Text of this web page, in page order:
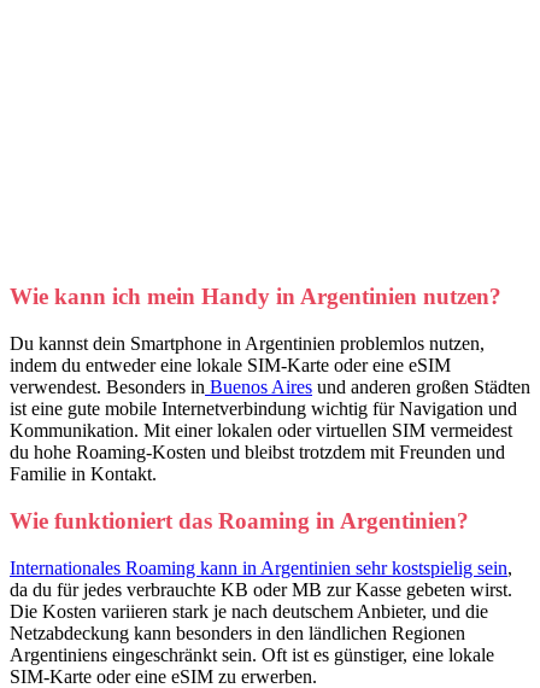
Wie kann ich mein Handy in Argentinien nutzen?
Du kannst dein Smartphone in Argentinien problemlos nutzen,
indem du entweder eine lokale SIM-Karte oder eine eSIM
verwendest. Besonders in Buenos Aires und anderen großen Städten
ist eine gute mobile Internetverbindung wichtig für Navigation und
Kommunikation. Mit einer lokalen oder virtuellen SIM vermeidest
du hohe Roaming-Kosten und bleibst trotzdem mit Freunden und
Familie in Kontakt.
Wie funktioniert das Roaming in Argentinien?
Internationales Roaming kann in Argentinien sehr kostspielig sein,
da du für jedes verbrauchte KB oder MB zur Kasse gebeten wirst.
Die Kosten variieren stark je nach deutschem Anbieter, und die
Netzabdeckung kann besonders in den ländlichen Regionen
Argentiniens eingeschränkt sein. Oft ist es günstiger, eine lokale
SIM-Karte oder eine eSIM zu erwerben.